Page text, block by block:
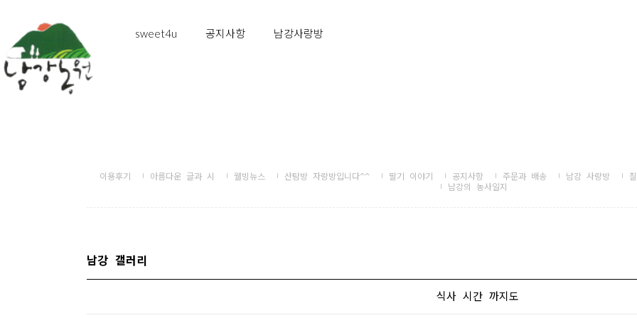
sweet4u 공지사항 남강사랑방
이용후기 아름다운 글과 시 웰빙뉴스 산탐방 자랑방입니다^^ 딸기 이야기 공지사항 주문과 배송 남강 사랑방
남강의 농사일지
남강 갤러리
식사 시간 까지도